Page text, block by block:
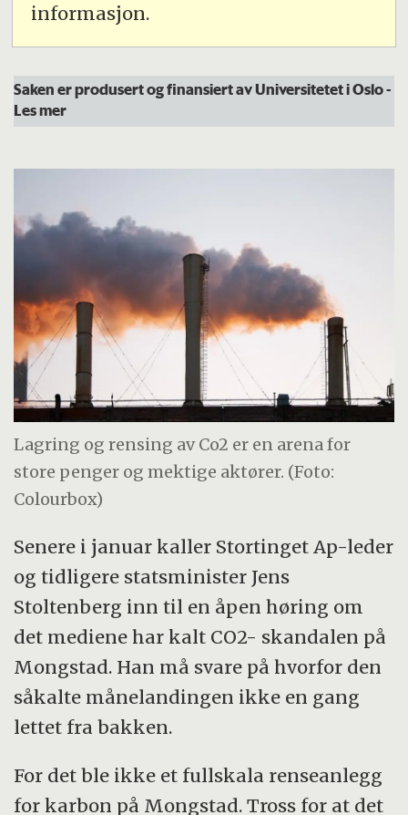
informasjon.
Saken er produsert og finansiert av Universitetet i Oslo-
Les mer
Lagring og rensing av Co2 er en arena for
store penger og mektige aktører. (Foto:
Colourbox)
Senere i januar kaller Stortinget Ap-leder
og tidligere statsminister Jens
Stoltenberg inn til en åpen høring om
det mediene har kalt CO2- skandalen på
Mongstad. Han må svare på hvorfor den
såkalte månelandingen ikke en gang
lettet fra bakken.
For det ble ikke et fullskala renseanlegg
for karbon på Mongstad. Tross for at det